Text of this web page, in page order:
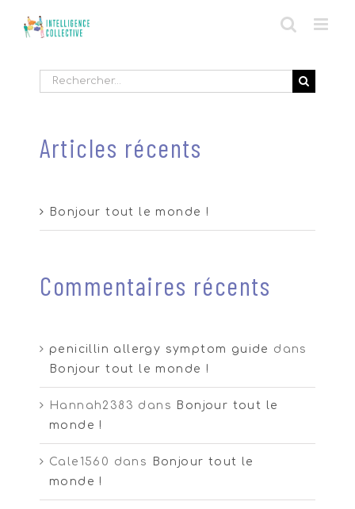
Rechercher
Articles récents
Bonjour tout le monde !
Commentaires récents
penicillin allergy symptom guide dans
Bonjour tout le monde !
Hannah2383 dans
Bonjour tout le
monde !
Cale1560 dans
Bonjour tout le
monde !